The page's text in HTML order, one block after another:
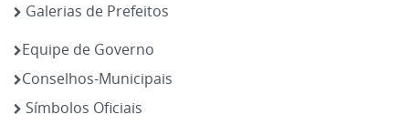
Galerias de Prefeitos
Equipe de Governo
Conselhos-Municipais
Símbolos Oficiais